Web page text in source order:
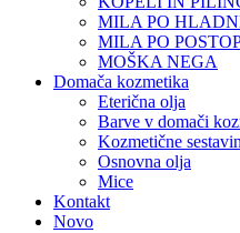
MILA PO
MILA PO
MOŠKA NEGA
Domača kozmetika
Eterična olja
Barve v domači
Kozmetične
Osnovna olja
Mice
Kontakt
Novo